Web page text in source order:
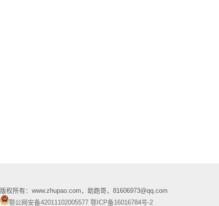
版权所有：www.zhupao.com，助跑哥，81606973@qq.com
鄂公网安备42011102005577 鄂ICP备16016784号-2